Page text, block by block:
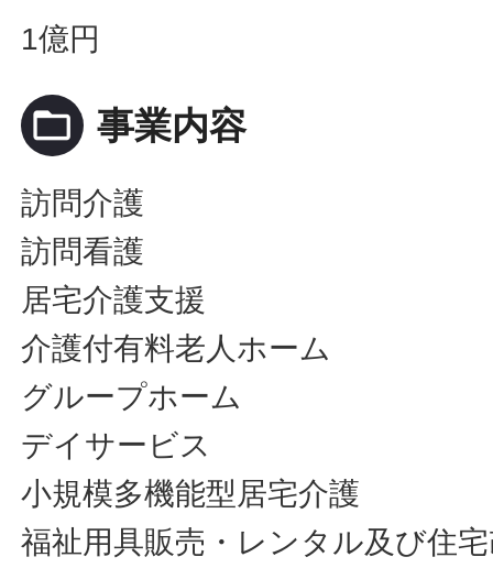
1億円
folder_open 事業内容
訪問介護
訪問看護
居宅介護支援
介護付有料老人ホーム
グループホーム
デイサービス
小規模多機能型居宅介護
福祉用具販売・レンタル及び住